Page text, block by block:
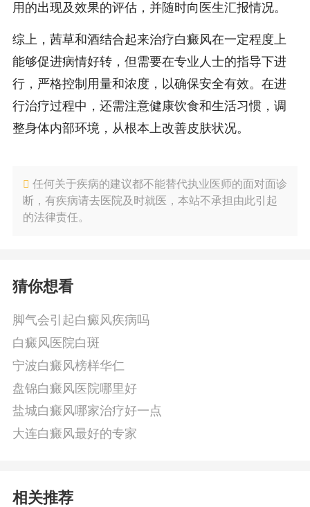
用的出现及效果的评估，并随时向医生汇报情况。
综上，茜草和酒结合起来治疗白癜风在一定程度上
能够促进病情好转，但需要在专业人士的指导下进
行，严格控制用量和浓度，以确保安全有效。在进
行治疗过程中，还需注意健康饮食和生活习惯，调
整身体内部环境，从根本上改善皮肤状况。
任何关于疾病的建议都不能替代执业医师的面对面诊
断，有疾病请去医院及时就医，本站不承担由此引起
的法律责任。
猜你想看
脚气会引起白癜风疾病吗
白癜风医院白斑
宁波白癜风榜样华仁
盘锦白癜风医院哪里好
盐城白癜风哪家治疗好一点
大连白癜风最好的专家
相关推荐